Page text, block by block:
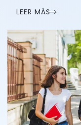
LEER MÁS